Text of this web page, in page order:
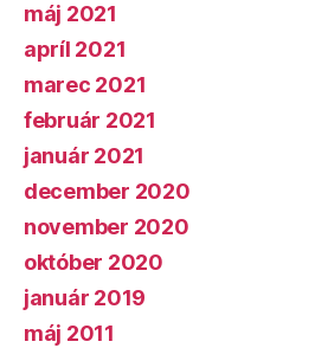
máj 2021
apríl 2021
marec 2021
február 2021
január 2021
december 2020
november 2020
október 2020
január 2019
máj 2011